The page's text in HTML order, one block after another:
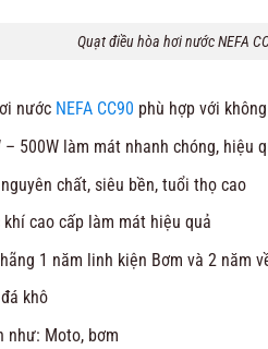
Quạt điều hòa hơi nước NEFA
nước NEFA CC90 phù hợp với
– 500W làm mát nhanh chóng, hiệu
chất, siêu bền, tuổi thọ cao
cao cấp làm mát hiệu quả
1 năm linh kiện Bơm và 2 năm
khô
như: Moto, bơm